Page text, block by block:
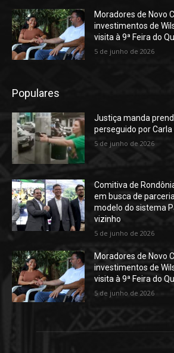
Moradores de Novo
investimentos de
visita à 9ª Feira do
5 de junho de 2026
Populares
Justiça manda
perseguido por
5 de junho de 2026
Comitiva de
em busca de
modelo do sistema
vizinho
5 de junho de 2026
Moradores de Novo
investimentos de
visita à 9ª Feira do
5 de junho de 2026